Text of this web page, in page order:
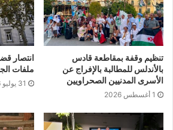
تنظيم وقفة بمقاطعة قادس
بالأندلس للمطالبة بالإفراج عن
الأسرى المدنيين الصحراويين
1 أغسطس 2026
انتصار
ملفات
31 يوليو 2026